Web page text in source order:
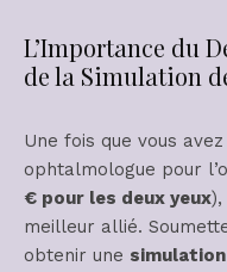
L’Importance du
de la Simulation
Une fois que vous
ophtalmologue pour
€ pour les deux yeux
meilleur allié.
obtenir une